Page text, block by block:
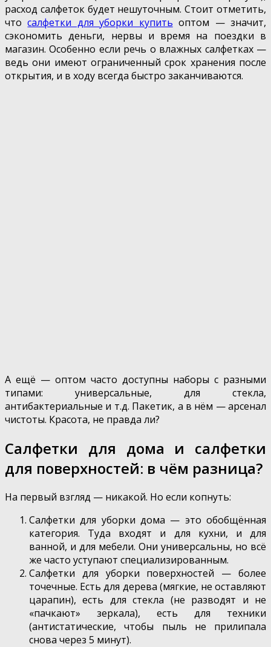
расход салфеток будет нешуточным. Стоит отметить,
чтосалфетки для уборки купить оптом — значит,
сэкономить деньги, нервы и время на поездки в
магазин. Особенно если речь о влажных салфетках —
ведь они имеют ограниченный срок хранения после
открытия, и в ходу всегда быстро заканчиваются.
А ещё — оптом часто доступны наборы с разными
типами: универсальные, для стекла,
антибактериальные и т.д. Пакетик, а в нём — арсенал
чистоты. Красота, не правда ли?
Салфетки для дома и салфетки
для поверхностей: в чём разница?
На первый взгляд — никакой. Но если копнуть:
Салфетки для уборки дома — это обобщённая
категория. Туда входят и для кухни, и для
ванной, и для мебели. Они универсальны, но всё
же часто уступают специализированным.
Салфетки для уборки поверхностей — более
точечные. Есть для дерева (мягкие, не оставляют
царапин), есть для стекла (не разводят и не
«пачкают» зеркала), есть для техники
(антистатические, чтобы пыль не прилипала
снова через 5 минут).